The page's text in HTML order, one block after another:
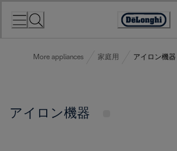
Accessibility
More appliances 家庭用 アイロン機器
アイロン機器